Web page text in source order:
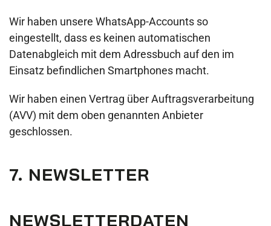
Wir haben unsere WhatsApp-Accounts so
eingestellt, dass es keinen automatischen
Datenabgleich mit dem Adressbuch auf den im
Einsatz befindlichen Smartphones macht.
Wir haben einen Vertrag über Auftragsverarbeitung
(AVV) mit dem oben genannten Anbieter
geschlossen.
7. NEWSLETTER
NEWSLETTERDATEN